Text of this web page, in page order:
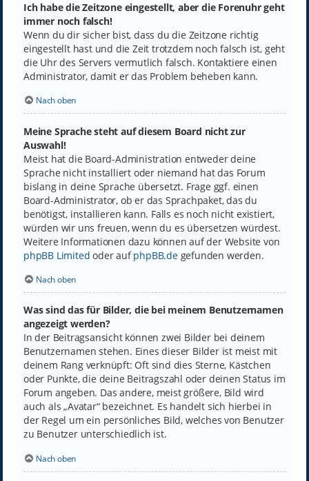
Ich habe die Zeitzone eingestellt, aber die Forenuhr geht
immer noch falsch!
Wenn du dir sicher bist, dass du die Zeitzone richtig
eingestellt hast und die Zeit trotzdem noch falsch ist, geht
die Uhr des Servers vermutlich falsch. Kontaktiere einen
Administrator, damit er das Problem beheben kann.
Nach oben
Meine Sprache steht auf diesem Board nicht zur
Auswahl!
Meist hat die Board-Administration entweder deine
Sprache nicht installiert oder niemand hat das Forum
bislang in deine Sprache übersetzt. Frage ggf. einen
Board-Administrator, ob er das Sprachpaket, das du
benötigst, installieren kann. Falls es noch nicht existiert,
würden wir uns freuen, wenn du es übersetzen würdest.
Weitere Informationen dazu können auf der Website von
phpBB Limited oder aufphpBB.degefunden werden.
Nach oben
Was sind das für Bilder, die bei meinem Benutzernamen
angezeigt werden?
In der Beitragsansicht können zwei Bilder bei deinem
Benutzernamen stehen. Eines dieser Bilder ist meist mit
deinem Rang verknüpft: Oft sind dies Sterne, Kästchen
oder Punkte, die deine Beitragszahl oder deinen Status im
Forum angeben. Das andere, meist größere, Bild wird
auch als „Avatar“ bezeichnet. Es handelt sich hierbei in
der Regel um ein persönliches Bild, welches von Benutzer
zu Benutzer unterschiedlich ist.
Nach oben